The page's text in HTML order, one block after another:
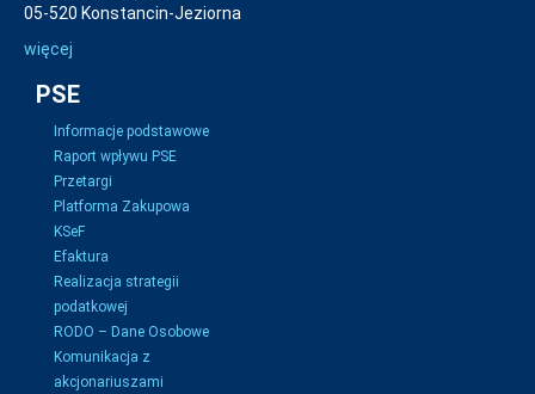
05-520 Konstancin-Jeziorna
więcej
PSE
Informacje podstawowe
Raport wpływu PSE
Przetargi
Platforma Zakupowa
KSeF
Efaktura
Realizacja strategii
podatkowej
RODO – Dane Osobowe
Komunikacja z
akcjonariuszami